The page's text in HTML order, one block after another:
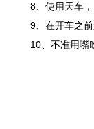
8、使用天车
9、在开车之
10、不准用嘴